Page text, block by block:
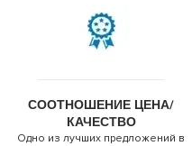
СООТНОШЕНИЕ ЦЕНА/
КАЧЕСТВО
Одно из лучших предложений в